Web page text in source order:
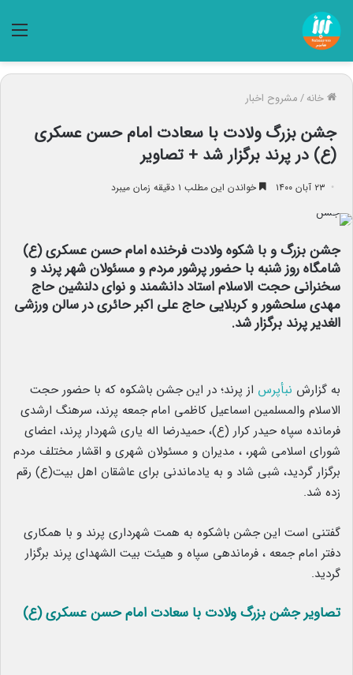
خانه/مشروح اخبار
جشن بزرگ ولادت با سعادت امام حسن عسکری
(ع) در پرند برگزار شد + تصاویر
۲۳ آبان ۱۴۰۰ خواندن این مطلب ۱ دقیقه زمان میبرد
جشن بزرگ و با شکوه ولادت فرخنده امام حسن عسکری (ع)
شامگاه روز شنبه با حضور پرشور مردم و مسئولان شهر پرند و
سخنرانی حجت الاسلام استاد دانشمند و نوای دلنشین حاج
مهدی سلحشور و کربلایی حاج علی اکبر حائری در سالن ورزشی
الغدیر پرند برگزار شد.
به گزارش نبأپرس از پرند؛ در این جشن باشکوه که با حضور حجت
الاسلام والمسلمین اسماعیل کاظمی امام جمعه پرند، سرهنگ ارشدی
فرمانده سپاه حیدر کرار (ع)، حمیدرضا اله یاری شهردار پرند، اعضای
شورای اسلامی شهر، ، مدیران و مسئولان شهری و اقشار مختلف مردم
برگزار گردید، شبی شاد و به یادماندنی برای عاشقان اهل بیت(ع) رقم
زده شد.
گفتنی است این جشن باشکوه به همت شهرداری پرند و با همکاری
دفتر امام جمعه ، فرماندهی سپاه و هیئت بیت الشهدای پرند برگزار
گردید.
تصاویر جشن بزرگ ولادت با سعادت امام حسن عسکری (ع)